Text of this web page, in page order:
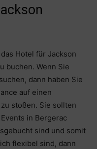
Hotel für Jackson
buchen. Wenn Sie
dann haben Sie
auf einen
stoßen. Sie sollten
in Bergerac
sind und somit
flexibel sind, dann